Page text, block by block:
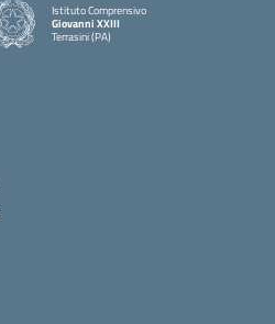
Istituto Comprensivo
Giovanni XXIII
Terrasini (PA)